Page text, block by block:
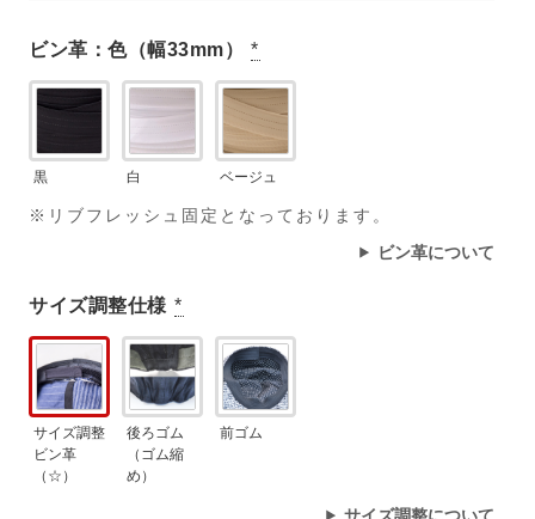
ビン革：色（幅33mm） *
黒 白 ベージュ
※リブフレッシュ固定となっております。
ビン革について
サイズ調整仕様 *
サイズ調整
ビン革
（☆）
後ろゴム
（ゴム縮
め）
前ゴム
サイズ調整について